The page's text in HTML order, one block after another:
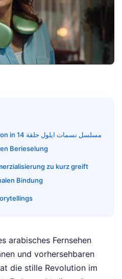
Die strukturelle Dekonstruktion in مسلسل نسمات ايلول حلقة 14
Berieselung
zu kurz greift
Bindung
arabisches Fernsehen
und vorhersehbaren
die stille Revolution im